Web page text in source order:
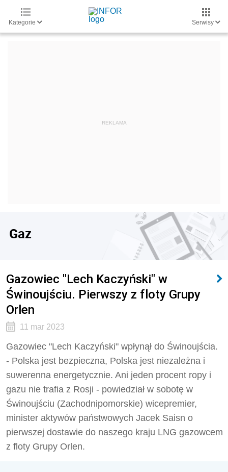
Kategorie Serwisy
Gaz
Gazowiec "Lech Kaczyński" w
Świnoujściu. Pierwszy z floty Grupy
Orlen
11 mar 2023
Gazowiec "Lech Kaczyński" wpłynął do Świnoujścia.
- Polska jest bezpieczna, Polska jest niezależna i
suwerenna energetycznie. Ani jeden procent ropy i
gazu nie trafia z Rosji - powiedział w sobotę w
Świnoujściu (Zachodnipomorskie) wicepremier,
minister aktywów państwowych Jacek Saisn o
pierwszej dostawie do naszego kraju LNG gazowcem
z floty Grupy Orlen.